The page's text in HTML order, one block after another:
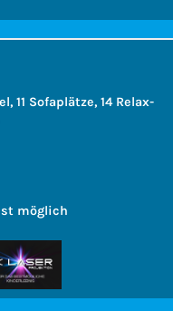
11 Sofaplätze, 14 Relax-
möglich